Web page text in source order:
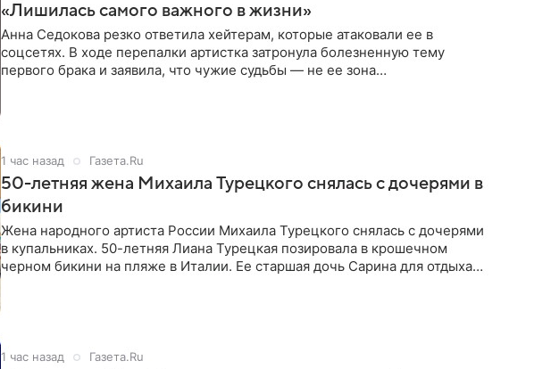
«Лишилась самого важного в жизни»
Анна Седокова резко ответила хейтерам, которые атаковали ее в
соцсетях. В ходе перепалки артистка затронула болезненную тему
первого брака и заявила, что чужие судьбы — не ее зона
1 час назад Газета.Ru
50-летняя жена Михаила Турецкого снялась с дочерями в
бикини
Жена народного артиста России Михаила Турецкого снялась с дочерями
в купальниках. 50-летняя Лиана Турецкая позировала в крошечном
черном бикини на пляже в Италии. Ее старшая дочь Сарина для отдыха
1 час назад Газета.Ru